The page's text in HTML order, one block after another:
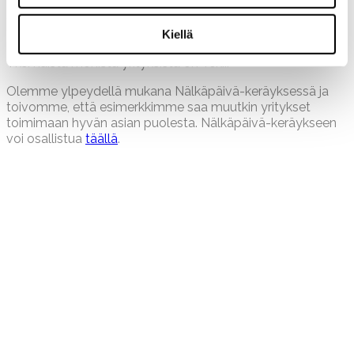
Kiellä
saanut yritykset mukaan – hashtagillä #sprtakeover löytää
Twitteristä yrityksiä ja organisaatioita, jotka ovat
Yksi näistä monista yrityksistä on Tekir.
Olemme ylpeydellä mukana Nälkäpäivä-keräyksessä ja
toivomme, että esimerkkimme saa muutkin yritykset
toimimaan hyvän asian puolesta. Nälkäpäivä-keräykseen
voi osallistua täällä.